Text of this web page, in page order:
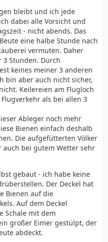
bleibt und ich jede
dabei alle Vorsicht und
- nicht abends. Das
eine halbe Stunde nach
vermuten. Daher
3 Stunden. Durch
keines meiner 3 anderen
bin aber auch nicht sicher,
Keilereien am Flugloch
als bei allen 3
Ableger noch mehr
Bienen einfach deshalb
Die aufgefütterten Völker
bei gutem Wetter sehr
gebaut - ich habe keine
Der Deckel hat
Bienen auf die
Auf dem Deckel
Schale mit dem
großer Eimer gestülpt, der
abdeckt.